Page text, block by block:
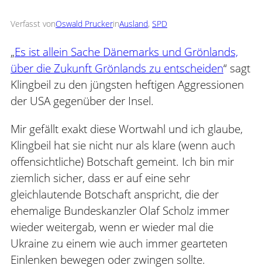
Verfasst vonOswald PruckerinAusland, SPD
„Es ist allein Sache Dänemarks und Grönlands,
über die Zukunft Grönlands zu entscheiden“ sagt
Klingbeil zu den jüngsten heftigen Aggressionen
der USA gegenüber der Insel.
Mir gefällt exakt diese Wortwahl und ich glaube,
Klingbeil hat sie nicht nur als klare (wenn auch
offensichtliche) Botschaft gemeint. Ich bin mir
ziemlich sicher, dass er auf eine sehr
gleichlautende Botschaft anspricht, die der
ehemalige Bundeskanzler Olaf Scholz immer
wieder weitergab, wenn er wieder mal die
Ukraine zu einem wie auch immer gearteten
Einlenken bewegen oder zwingen sollte.